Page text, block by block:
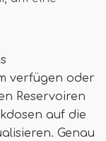
verfügen oder
Reservoiren
auf die
Genau